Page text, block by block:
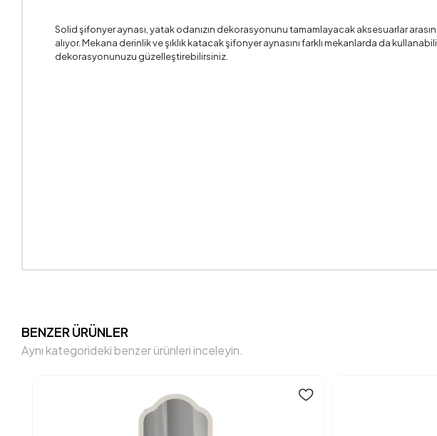
Solid şifonyer aynası, yatak odanızın dekorasyonunu tamamlayacak aksesuarlar
alıyor. Mekana derinlik ve şıklık katacak şifonyer aynasını farklı mekanlarda da
dekorasyonunuzu güzelleştirebilirsiniz.
BENZER ÜRÜNLER
Aynı kategorideki benzer ürünleri inceleyin.